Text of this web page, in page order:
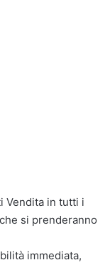
Vendita in tutti i
si prenderanno
immediata,